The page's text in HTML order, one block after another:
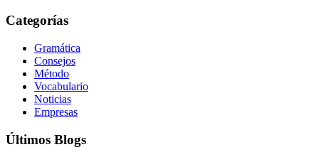
Categorías
Gramática
Consejos
Método
Vocabulario
Noticias
Empresas
Últimos Blogs